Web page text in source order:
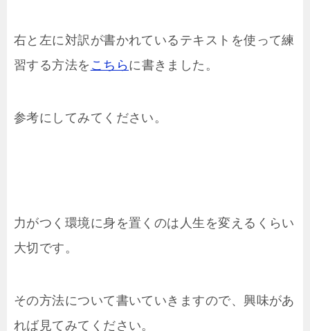
右と左に対訳が書かれているテキストを使って練
習する方法を こちらに書きました。
参考にしてみてください。
力がつく環境に身を置くのは人生を変えるくらい
大切です。
その方法について書いていきますので、興味があ
れば見てみてください。